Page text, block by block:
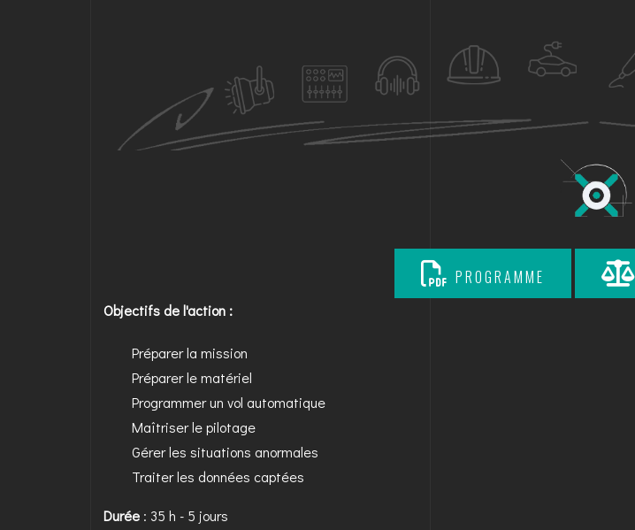
PROGRAMME
Objectifs de l'action :
Préparer la mission
Préparer le matériel
Programmer un vol automatique
Maîtriser le pilotage
Gérer les situations anormales
Traiter les données captées
Durée : 35 h - 5 jours